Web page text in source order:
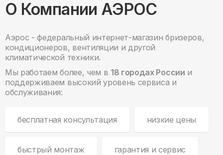
О Компании АЭРОС
Аэрос - федеральный интернет-магазин бризеров,
кондиционеров, вентиляции и другой
климатической техники.
Мы работаем более, чем в 18 городах России и
поддерживаем высокий уровень сервиса и
обслуживания:
бесплатная консультация низкие цены
быстрый монтаж гарантия и сервис